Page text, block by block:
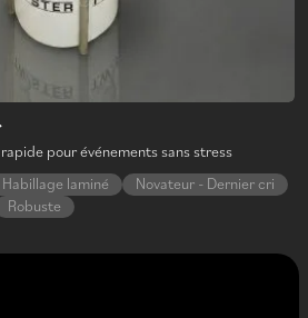
pour événements sans stress
Habillage laminé
Novateur - Dernier cri
Robuste